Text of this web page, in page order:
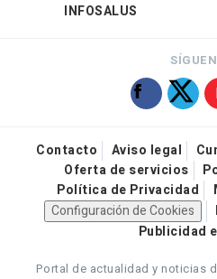
INFOSALUS
Contacto Aviso legal
Oferta de servicios
Política de Privacidad
Configuración de Cookies
Publicidad
Portal de actualidad y noticias